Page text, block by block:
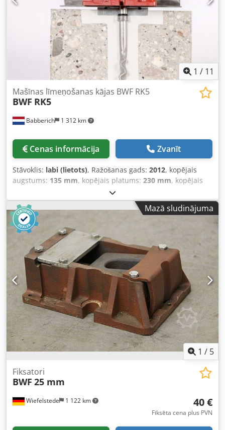
aspektus. Dsdpszqn Stsfx Aptskr
1 / 11
Babberich 1 312 km
Mašīnas līmeņošanas kājas BWF RK5
BWF RK5
Cenas informācija Zvanīt
Stāvoklis: labi (lietots), Ražošanas gads: 2012, kopējais
augstums: 135 mm, kopējais platums: 230 mm, kopējais
, kopējais svars:
ID: 9762 Dksdpfx Aozqm Ndoptor Ražotājs: BWF Tips: RK5
Izgatavošanas gads: 2012 Garums: 345 mm Platums: 230
mm Augstums: 135 mm Svars: 30 kg Lūdzu, ņemiet vērā:
informācija šajā lapā ir iegūta, cik vien iespējams, no
ražotāja un sniegta, pamatojoties uz mūsu labākajām
zināšanām un pārliecību. Informācija tiek sniegta labā
ticībā, taču tās precizitāte nevar tikt garantēta. Attiecīgi tā
nepārstāv nekādus nosacījumus vai līgumus. Mēs iesakām
pārbaudīt visus svarīgos datus.
Mazā sludinājuma
1 / 5
Wiefelstede 1 122 km
Fiksatori
BWF 25 mm
40 €
Fiksēta cena plus PVN